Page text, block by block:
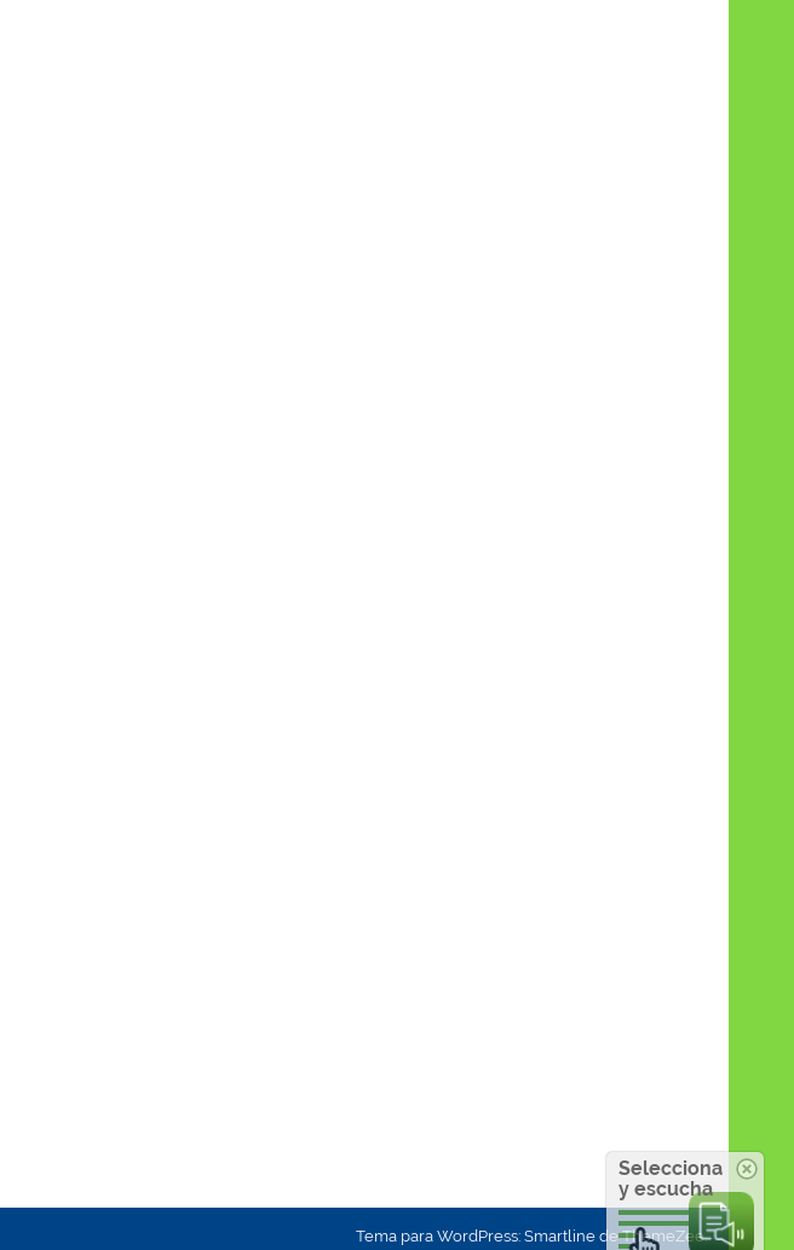
Tema para WordPress: Smartline de ThemeZee.
Selecciona
y escucha